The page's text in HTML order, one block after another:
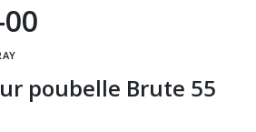
de mur
de bain
poubelle Brute 55